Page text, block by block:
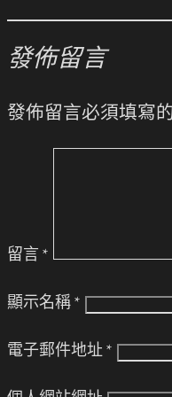
發佈留言
發佈留言必須填寫
留言 *
顯示名稱 *
電子郵件地址 *